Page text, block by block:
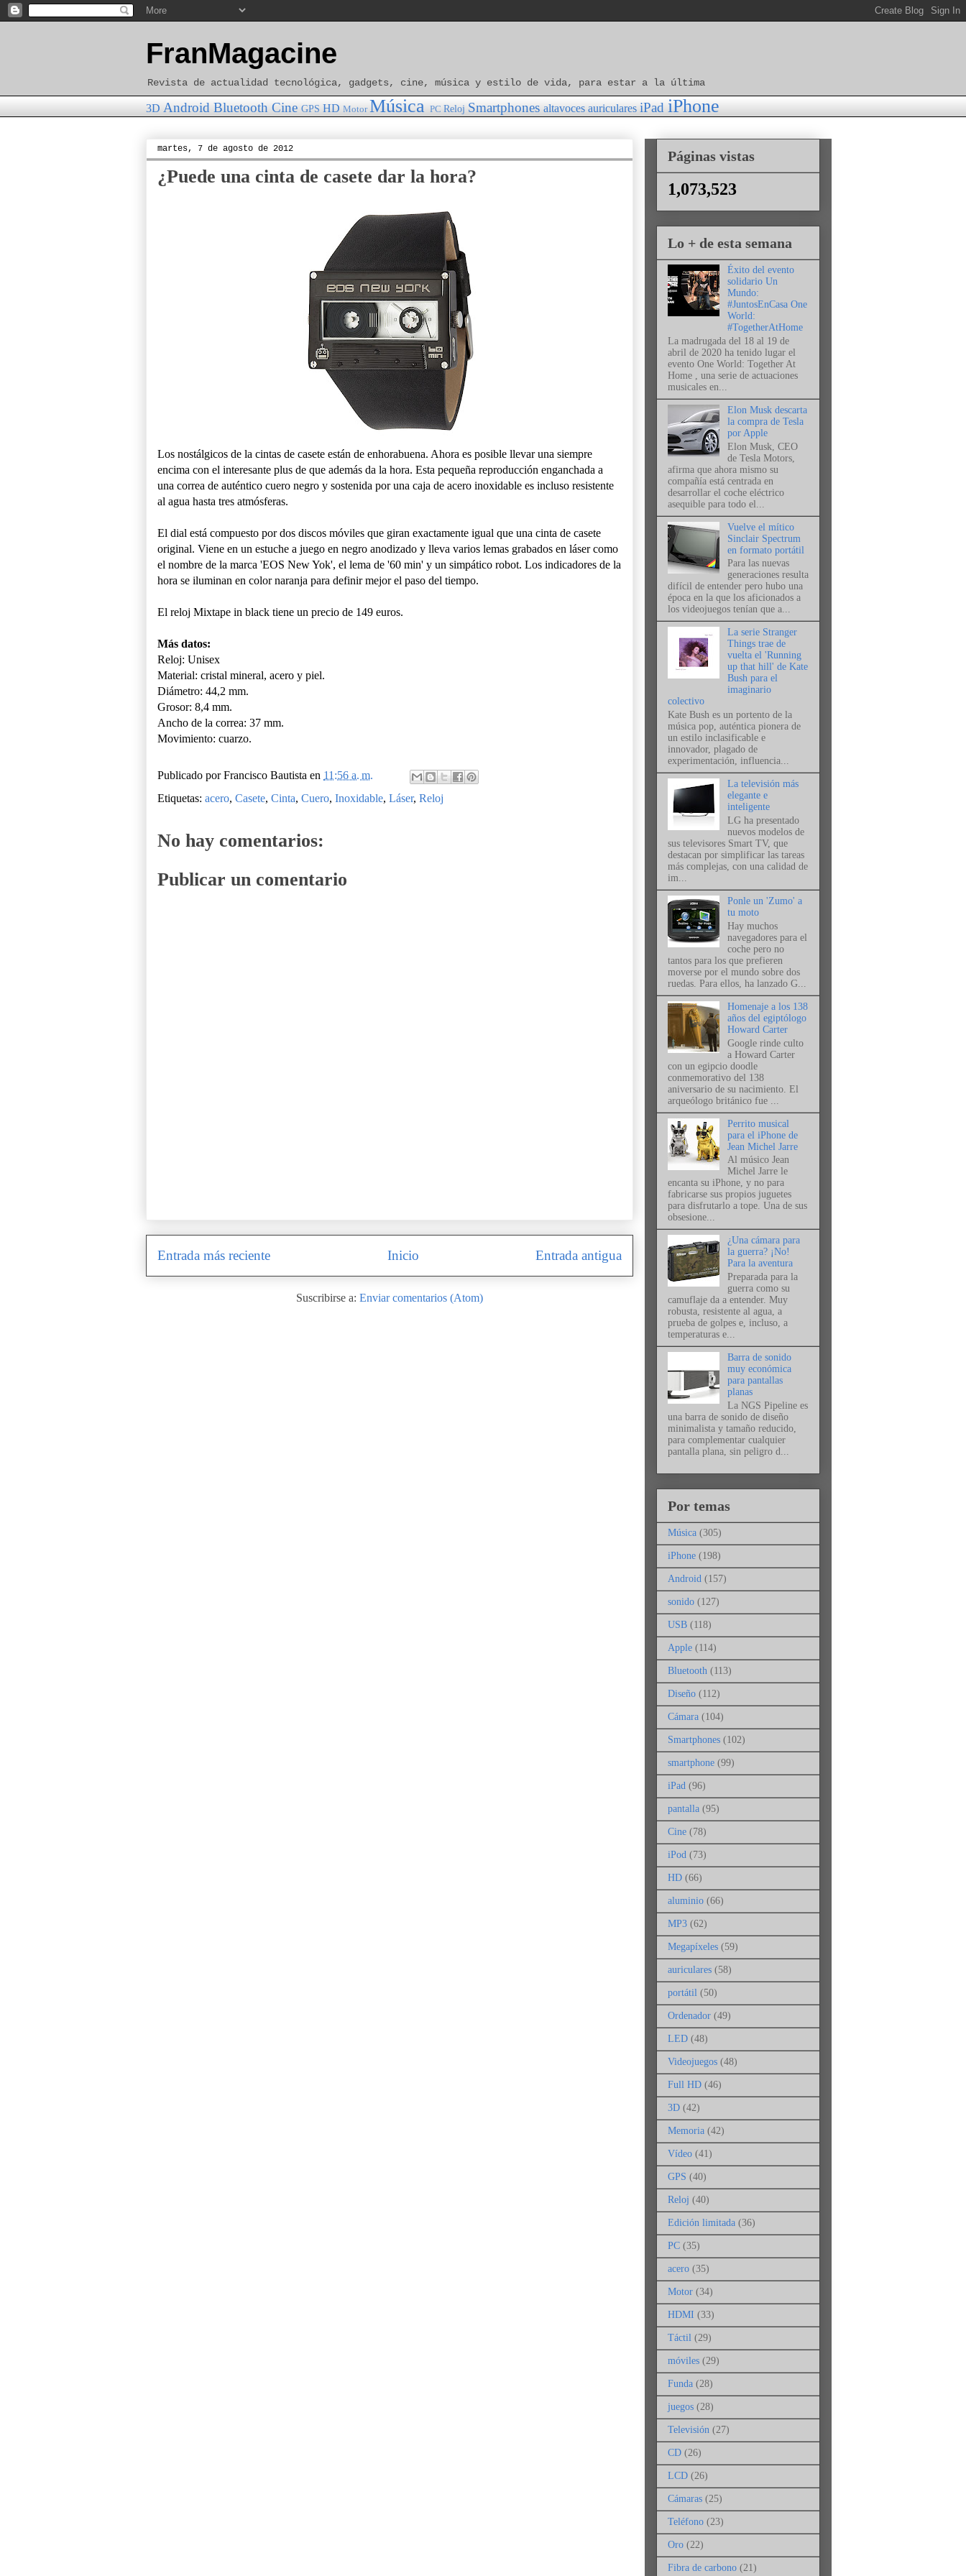
FranMagacine
Revista de actualidad tecnológica, gadgets, cine, música y estilo de vida, para estar a la última
3D Android Bluetooth Cine GPS HD Motor Música PC Reloj Smartphones altavoces auriculares iPad iPhone
martes, 7 de agosto de 2012
¿Puede una cinta de casete dar la hora?
Los nostálgicos de la cintas de casete están de enhorabuena. Ahora es posible llevar una siempre
encima con el interesante plus de que además da la hora. Esta pequeña reproducción enganchada a
una correa de auténtico cuero negro y sostenida por una caja de acero inoxidable es incluso resistente
al agua hasta tres atmósferas.
El dial está compuesto por dos discos móviles que giran exactamente igual que una cinta de casete
original. Viene en un estuche a juego en negro anodizado y lleva varios lemas grabados en láser como
el nombre de la marca 'EOS New Yok', el lema de '60 min' y un simpático robot. Los indicadores de la
hora se iluminan en color naranja para definir mejor el paso del tiempo.
El reloj Mixtape in black tiene un precio de 149 euros.
Más datos:
Reloj: Unisex
Material: cristal mineral, acero y piel.
Diámetro: 44,2 mm.
Grosor: 8,4 mm.
Ancho de la correa: 37 mm.
Movimiento: cuarzo.
Publicado porFrancisco Bautista en 11:56 a. m.
Etiquetas: acero, Casete, Cinta, Cuero, Inoxidable, Láser, Reloj
No hay comentarios:
Publicar un comentario
Entrada más reciente Entrada antigua
Inicio
Suscribirse a: Enviar comentarios (Atom)
Páginas vistas
1,073,523
Lo + de esta semana
Éxito del evento
solidario Un
Mundo:
#JuntosEnCasa One
World:
#TogetherAtHome
La madrugada del 18 al 19 de
abril de 2020 ha tenido lugar el
evento One World: Together At
Home , una serie de actuaciones
musicales en...
Elon Musk descarta
la compra de Tesla
por Apple
Elon Musk, CEO
de Tesla Motors,
afirma que ahora mismo su
compañía está centrada en
desarrollar el coche eléctrico
asequible para todo el...
Vuelve el mítico
Sinclair Spectrum
en formato portátil
Para las nuevas
generaciones resulta
difícil de entender pero hubo una
época en la que los aficionados a
los videojuegos tenían que a...
La serie Stranger
Things trae de
vuelta el 'Running
up that hill' de Kate
Bush para el
imaginario
colectivo
Kate Bush es un portento de la
música pop, auténtica pionera de
un estilo inclasificable e
innovador, plagado de
experimentación, influencia...
La televisión más
elegante e
inteligente
LG ha presentado
nuevos modelos de
sus televisores Smart TV, que
destacan por simplificar las tareas
más complejas, con una calidad de
im...
Ponle un 'Zumo' a
tu moto
Hay muchos
navegadores para el
coche pero no
tantos para los que prefieren
moverse por el mundo sobre dos
ruedas. Para ellos, ha lanzado G...
Homenaje a los 138
años del egiptólogo
Howard Carter
Google rinde culto
a Howard Carter
con un egipcio doodle
conmemorativo del 138
aniversario de su nacimiento. El
arqueólogo británico fue ...
Perrito musical
para el iPhone de
Jean Michel Jarre
Al músico Jean
Michel Jarre le
encanta su iPhone, y no para
fabricarse sus propios juguetes
para disfrutarlo a tope. Una de sus
obsesione...
¿Una cámara para
la guerra? ¡No!
Para la aventura
Preparada para la
guerra como su
camuflaje da a entender. Muy
robusta, resistente al agua, a
prueba de golpes e, incluso, a
temperaturas e...
Barra de sonido
muy económica
para pantallas
planas
La NGS Pipeline es
una barra de sonido de diseño
minimalista y tamaño reducido,
para complementar cualquier
pantalla plana, sin peligro d...
Por temas
Música (305)
iPhone (198)
Android (157)
sonido (127)
USB (118)
Apple (114)
Bluetooth (113)
Diseño (112)
Cámara (104)
Smartphones (102)
smartphone (99)
iPad (96)
pantalla (95)
Cine (78)
iPod (73)
HD (66)
aluminio (66)
MP3 (62)
Megapíxeles (59)
auriculares (58)
portátil (50)
Ordenador (49)
LED (48)
Videojuegos (48)
Full HD (46)
3D (42)
Memoria (42)
Vídeo (41)
GPS (40)
Reloj (40)
Edición limitada (36)
PC (35)
acero (35)
Motor (34)
HDMI (33)
Táctil (29)
móviles (29)
Funda (28)
juegos (28)
Televisión (27)
CD (26)
LCD (26)
Cámaras (25)
Teléfono (23)
Oro (22)
Fibra de carbono (21)